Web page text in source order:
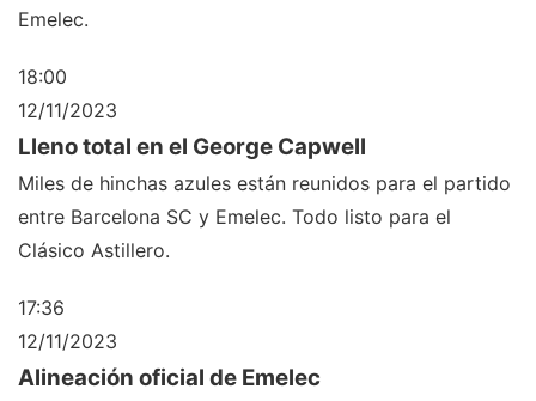
Emelec.
18:00
12/11/2023
Lleno total en el George Capwell
Miles de hinchas azules están reunidos para el partido
entre Barcelona SC y Emelec. Todo listo para el
Clásico Astillero.
17:36
12/11/2023
Alineación oficial de Emelec